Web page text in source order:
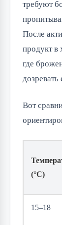
требуют
После
продукт в
где
дозревать
Вот
(°C)
15–18